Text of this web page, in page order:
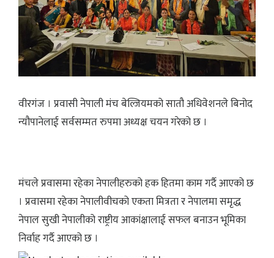
वीरगंज । प्रवासी नेपाली मंच बेल्जियमको सातौ अधिवेशनले बिनोद
न्यौपानेलाई सर्वसम्मत रुपमा अध्यक्ष चयन गरेको छ ।
मंचले प्रवासमा रहेका नेपालीहरुको हक हितमा काम गर्दै आएको छ
। प्रवासमा रहेका नेपालीवीचको एकता मित्रता र नेपालमा समृद्ध
नेपाल सुखी नेपालीको राष्ट्रीय आकांक्षालाई सफल बनाउन भूमिका
निर्वाह गर्दै आएको छ ।